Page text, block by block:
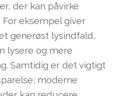
der kan påvirke
eksempel giver
generøst lysindfald,
lysere og mere
Samtidig er det vigtigt
moderne